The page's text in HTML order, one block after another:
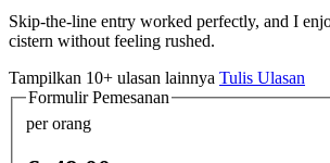
Skip-the-line entry worked perfectly, and I
cistern without feeling rushed.
Tampilkan 10+ ulasan lainnya Tulis Ulasan
Formulir Pemesanan
per orang